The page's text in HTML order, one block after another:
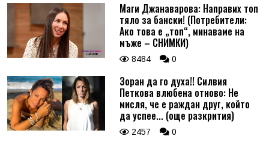
Маги Джанаварова: Направих топ
тяло за бански! (Потребители:
Ако това е „топ“, минаваме на
мъже – СНИМКИ)
8484 0
Зоран да го духа!! Силвия
Петкова влюбена отново: Не
мисля, че е раждан друг, който
да успее... (още разкрития)
2457 0